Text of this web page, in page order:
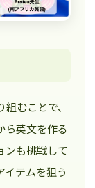
むことで、
ら英文を作る
ンも挑戦して
イテムを狙う